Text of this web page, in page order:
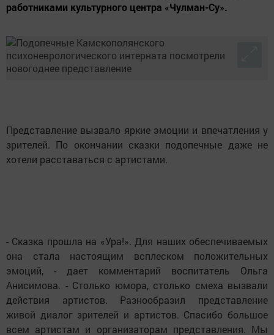
работниками культурного центра «Чулман-Су».
Представление вызвало яркие эмоции и впечатления у
зрителей. По окончании сказки подопечные даже не
хотели расставаться с артистами.
- Сказка прошла на «Ура!». Для наших обеспечиваемых
она стала настоящим всплеском положительных
эмоций, - дает комментарий воспитатель Ольга
Анисимова. - Столько юмора, столько смеха вызвали
действия артистов. Разнообразил представление
живой диалог зрителей и артистов. Спасибо большое
всем артистам и организаторам представления. Мы